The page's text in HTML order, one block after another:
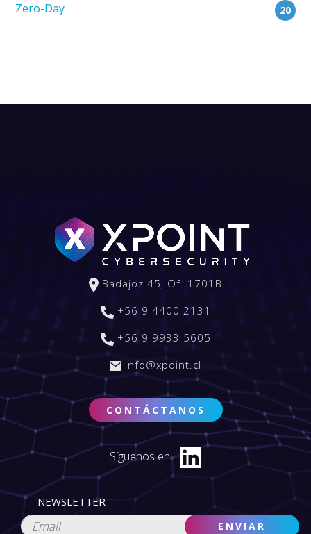
Zero-Day 20
+56 9 4400 2131
Badajoz 45, Of. 1701B
+56 9 9933 5605
info@xpoint.cl
CONTÁCTANOS
Síguenos en
NEWSLETTER